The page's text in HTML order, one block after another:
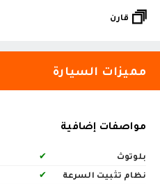
قارن
مميزات السيارة
مواصفات إضافية
بلوتوث
✔
نظام تثبيت السرعة
✔